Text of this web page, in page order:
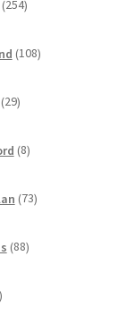
254izdelkov
108izdelkov
29izdelkov
8izdelkov
73izdelkov
88izdelkov